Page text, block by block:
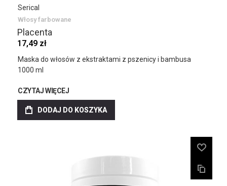
Serical
Włosy farbowane
Placenta
17,49 zł
Maska do włosów z ekstraktami z pszenicy i bambusa
1000 ml
CZYTAJ WIĘCEJ
DODAJ DO KOSZYKA